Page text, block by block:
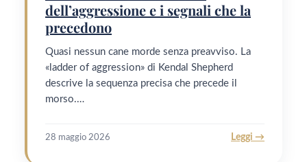
dell’aggressione e i segnali che la
precedono
Quasi nessun cane morde senza preavviso. La
«ladder of aggression» di Kendal Shepherd
descrive la sequenza precisa che precede il
morso.…
28 maggio 2026 Leggi →